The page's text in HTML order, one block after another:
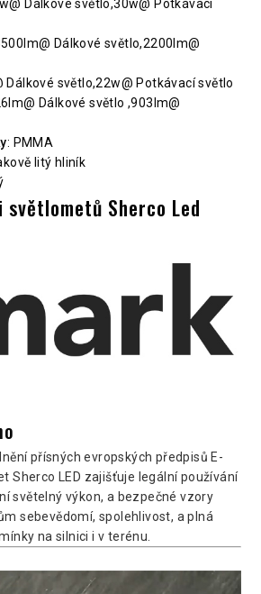
Dálkové světlo,30w@ Potkávací
Dálkové světlo,2200lm@
Dálkové světlo,22w@ Potkávací světlo
Dálkové světlo ,903lm@
: PMMA
litý hliník
Sherco Led
přísných evropských předpisů E-
Sherco LED zajišťuje legální používání
světelný výkon, a bezpečné vzory
sebevědomí, spolehlivost, a plná
na silnici i v terénu.